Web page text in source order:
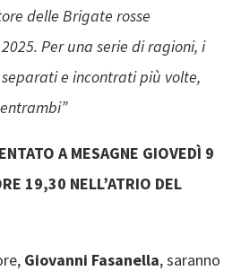
delle Brigate rosse
Per una serie di ragioni, i
e incontrati più volte,
A MESAGNE GIOVEDÌ 9
19,30 NELL’ATRIO DEL
Giovanni Fasanella, saranno